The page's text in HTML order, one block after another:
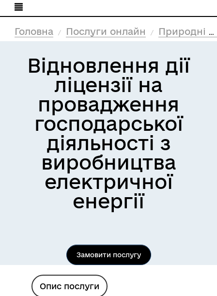
Головна Послуги онлайн Природні ресурси та екологія
Відновлення дії
ліцензії на
провадження
господарської
діяльності з
виробництва
електричної
енергії
Замовити послугу
Опис послуги